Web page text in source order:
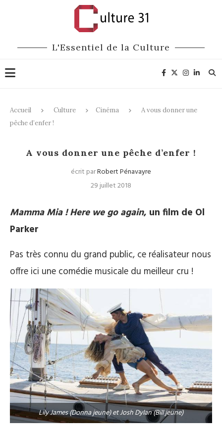
L'Essentiel de la Culture
Accueil Culture Cinéma
A vous donner une
pêche d’enfer !
A vous donner une pêche d’enfer !
écrit parRobert Pénavayre
29 juillet 2018
Mamma Mia ! Here we go again, un film de Ol
Parker
Pas très connu du grand public, ce réalisateur nous
offre ici une comédie musicale du meilleur cru !
Lily James (Donna jeune) et Josh Dylan (Bill jeune)